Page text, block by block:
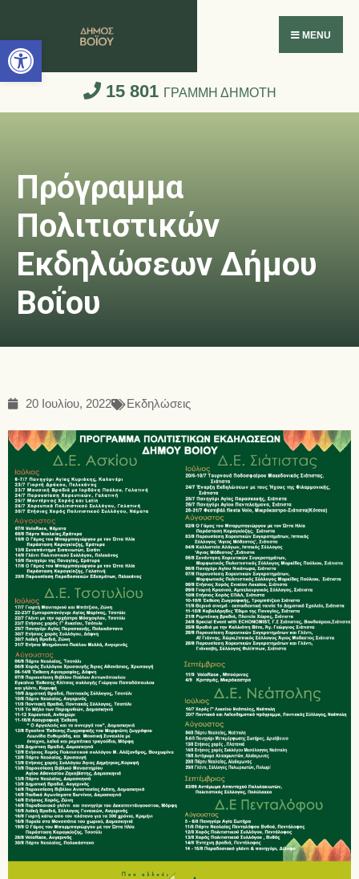
Ανοίξτε τη γραμμή εργαλείων
MENU
15 801 ΓΡΑΜΜΗ ΔΗΜΟΤΗ
Πρόγραμμα
Πολιτιστικών
Εκδηλώσεων Δήμου
Βοΐου
20 Ιουλίου, 2022 Εκδηλώσεις